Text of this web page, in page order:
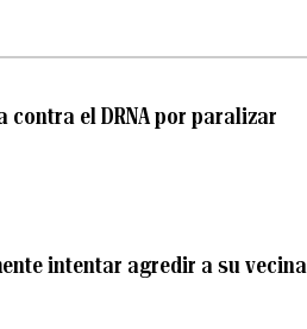
contra el DRNA por paralizar
intentar agredir a su vecina